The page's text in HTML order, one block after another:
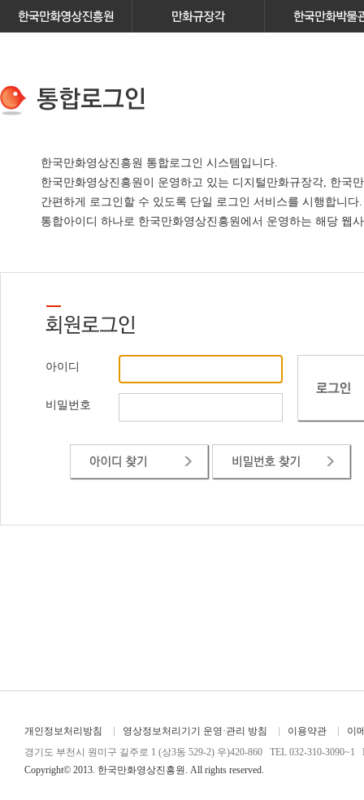
한국만화영상진흥원 통합로그인 시스템입니다.
한국만화영상진흥원이 운영하고 있는 디지털만화규장각, 한국
간편하게 로그인할 수 있도록 단일 로그인 서비스를 시행합니다.
통합아이디 하나로 한국만화영상진흥원에서 운영하는 해당 웹
아이디
비밀번호
개인정보처리방침 영상정보처리기기 운영·관리 방침 이용약관
이
경기도 부천시 원미구 길주로 1 (상3동 529-2) 우)420-860 TEL 032-310-3090~1
Copyright© 2013. 한국만화영상진흥원. All rights reserved.